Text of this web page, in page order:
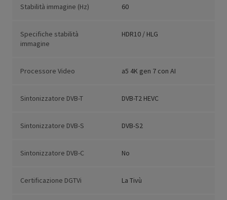
Stabilità immagine (Hz) 60
Specifiche stabilità
immagine
HDR10 / HLG
Processore Video a5 4K gen 7 con AI
Sintonizzatore DVB-T DVB-T2 HEVC
Sintonizzatore DVB-S DVB-S2
Sintonizzatore DVB-C No
Certificazione DGTVi La Tivù